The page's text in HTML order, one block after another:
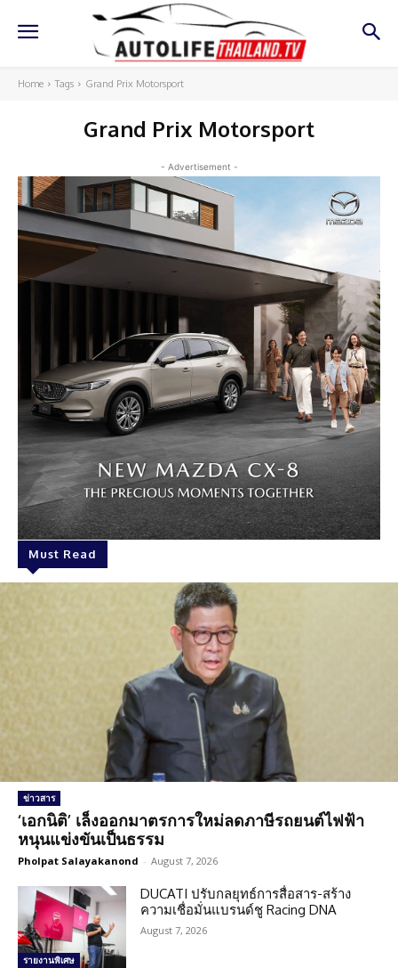
Home Tags Grand Prix Motorsport
Grand Prix Motorsport
- Advertisement -
Must Read
ข่าวสาร
‘เอกนิติ’ เล็งออกมาตรการใหม่ลดภาษีรถยนต์ไฟฟ้า
หนุนแข่งขันเป็นธรรม
Pholpat Salayakanond - August 7, 2026
รายงานพิเศษ
DUCATI ปรับกลยุทธ์การสื่อสาร-สร้าง
ความเชื่อมั่นแบรนด์ชู Racing DNA
August 7, 2026